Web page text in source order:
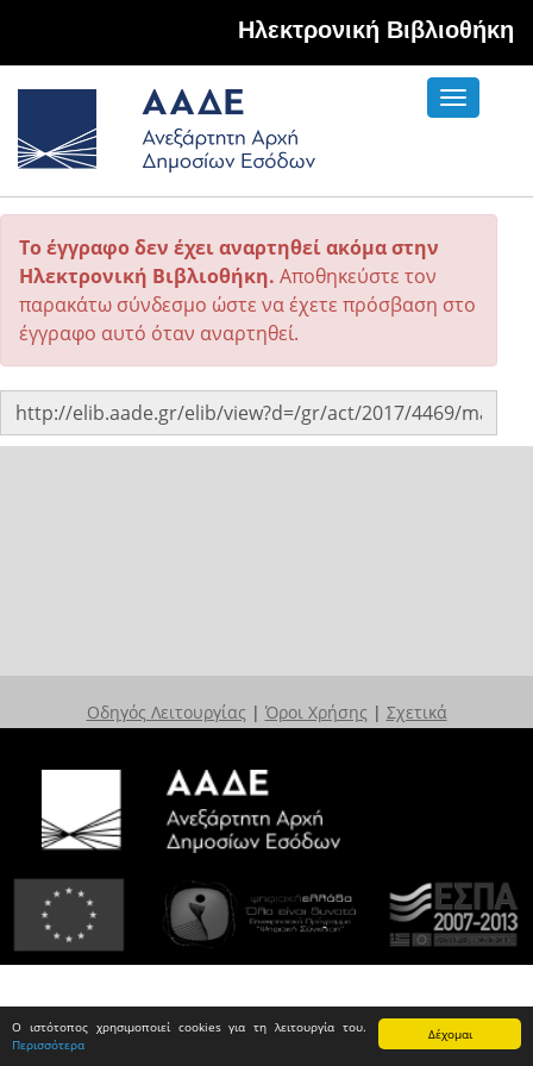
Δέχομαι
Ο ιστότοπος χρησιμοποιεί cookies για τη λειτουργία του.
Περισσότερα
Hλεκτρονική Βιβλιοθήκη
Toggle
Το έγγραφο δεν έχει αναρτηθεί ακόμα στην
Ηλεκτρονική Βιβλιοθήκη. Αποθηκεύστε τον
παρακάτω σύνδεσμο ώστε να έχετε πρόσβαση στο
έγγραφο αυτό όταν αναρτηθεί.
Οδηγός Λειτουργίας | Όροι Χρήσης | Σχετικά